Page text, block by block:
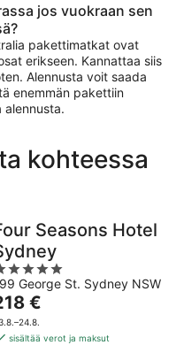
jos vuokraan sen
pakettimatkat ovat
erikseen. Kannattaa siis
Alennusta voit saada
enemmän pakettiin
alennusta.
kohteessa
Seasons Hotel
George St. Sydney NSW
€
€
sisältää verot ja maksut